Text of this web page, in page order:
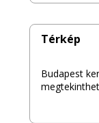
Térkép
Budapest